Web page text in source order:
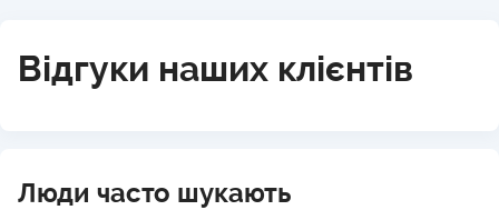
Відгуки наших клієнтів
Люди часто шукають